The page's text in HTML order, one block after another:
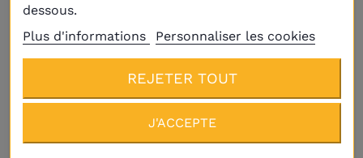
Procédés Elk-Pro tips 9,5 mm Medium(3)
59,90 €
dessous.
Plus d'informations
Personnaliser les cookies
REJETER TOUT
J'ACCEPTE